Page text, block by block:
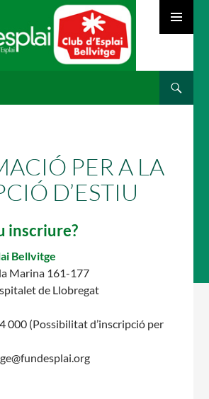
PER A LA
D’ESTIU
inscriure?
Bellvitge
Marina 161-177
de Llobregat
000 (Possibilitat d’inscripció per
ESCOLAR
CENTRE ESPLAI
FORMACIÓ
DE COLÒNIES